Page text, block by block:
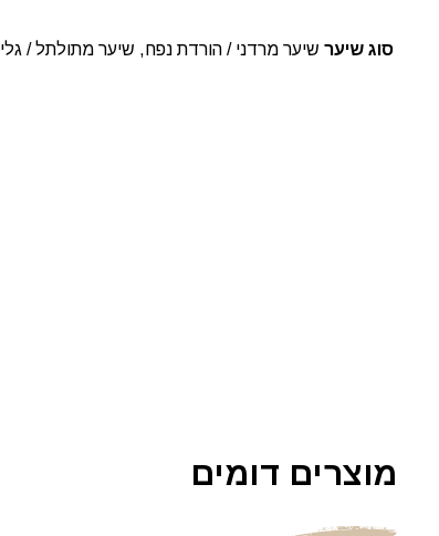
סוג שיער שיער מרדני / הורדת נפח, שיער מתולתל / גלי
מוצרים דומים